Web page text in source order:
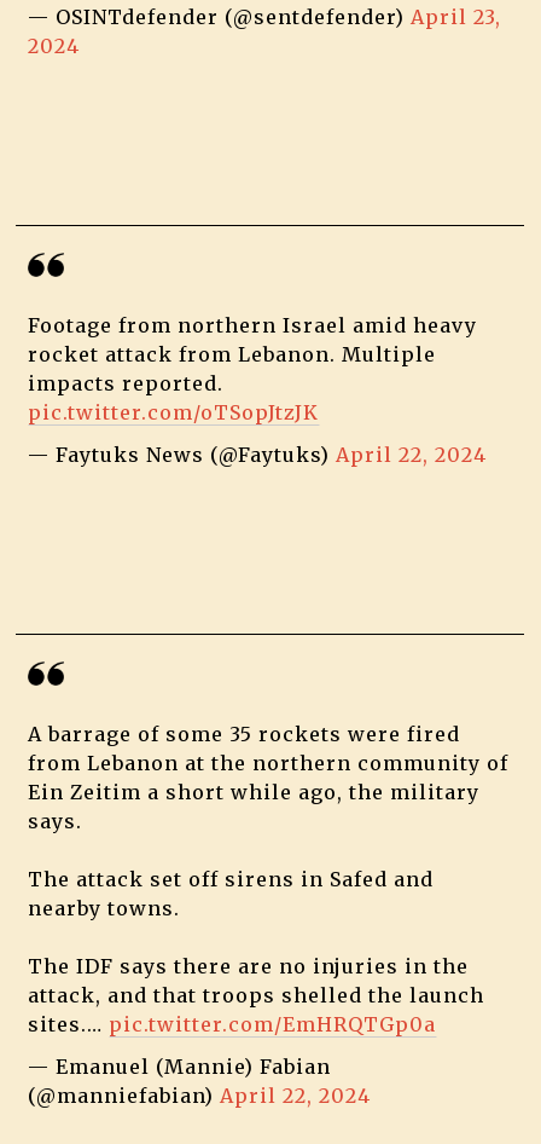
— OSINTdefender (@sentdefender) April 23,
2024
Footage from northern Israel amid heavy
rocket attack from Lebanon. Multiple
impacts reported.
pic.twitter.com/oTSopJtzJK
— Faytuks News (@Faytuks) April 22, 2024
A barrage of some 35 rockets were fired
from Lebanon at the northern community of
Ein Zeitim a short while ago, the military
says.
The attack set off sirens in Safed and
nearby towns.
The IDF says there are no injuries in the
attack, and that troops shelled the launch
sites.… pic.twitter.com/EmHRQTGp0a
— Emanuel (Mannie) Fabian
(@manniefabian) April 22, 2024